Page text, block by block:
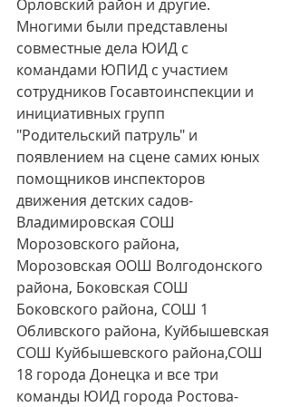
Орловский район и другие.
Многими были представлены
совместные дела ЮИД с
командами ЮПИД с участием
сотрудников Госавтоинспекции и
инициативных групп
"Родительский патруль" и
появлением на сцене самих юных
помощников инспекторов
движения детских садов-
Владимировская СОШ
Морозовского района,
Морозовская ООШ Волгодонского
района, Боковская СОШ
Боковского района, СОШ 1
Обливского района, Куйбышевская
СОШ Куйбышевского района,СОШ
18 города Донецка и все три
команды ЮИД города Ростова-